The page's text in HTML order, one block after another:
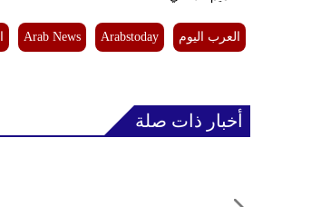
العرب اليوم Arabstoday
Arab News
أخبار ذات صلة